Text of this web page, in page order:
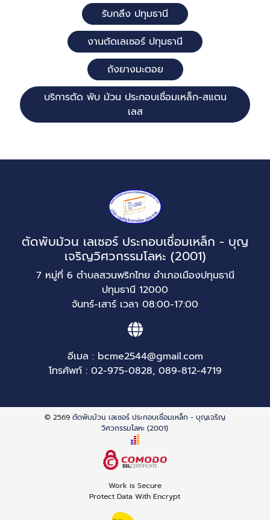
รับกลึง ปทุมธานี
งานตัดเลเซอร์ ปทุมธานี
ถังยางมะตอย
บริการตัด พับ ม้วน ประกอบเชื่อมเหล็ก-สแตน
เลส
ตัดพับม้วน เลเซอร์ ประกอบเชื่อมเหล็ก - บุญ
เจริญวิศวกรรมโลหะ (2001)
7 หมู่ที่ 6 ตำบลสวนพริกไทย อำเภอเมืองปทุมธานี
ปทุมธานี 12000
จันทร์-เสาร์ เวลา 08:00-17:00
อีเมล : bcme2544@gmail.com
โทรศัพท์ : 02-975-0828, 089-812-4719
© 2569 ตัดพับม้วน เลเซอร์ ประกอบเชื่อมเหล็ก - บุญเจริญ
วิศวกรรมโลหะ (2001)
Work is Secure
Protect Data With Encrypt